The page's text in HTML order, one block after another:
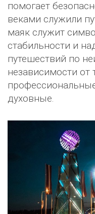
помогает
веками служили
маяк служит
стабильности и
путешествий по
независимости от
духовные.